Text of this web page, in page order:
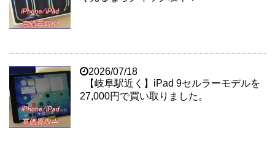
2026/07/18
【岐阜駅近く】iPad 9セルラーモデルを
27,000円で買い取りました。